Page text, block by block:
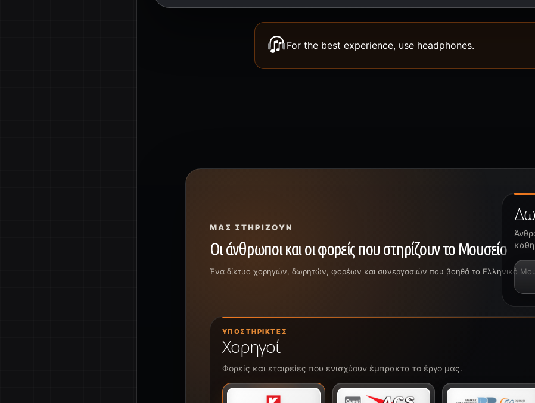
For the best experience, use headphones.
ΜΑΣ ΣΤΗΡΊΖΟΥΝ
Οι άνθρωποι και οι φορείς που στηρίζουν το Μουσείο
Ένα δίκτυο χορηγών, δωρητών, φορέων και συνεργασιών που βοηθά το Ελληνικό
ΥΠΟΣΤΗΡΙΚΤΈΣ
Χορηγοί
Φορείς και εταιρείες που ενισχύουν έμπρακτα το έργο μας.